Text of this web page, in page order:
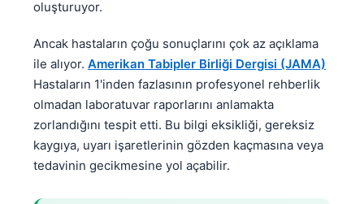
oluşturuyor.
Ancak hastaların çoğu sonuçlarını çok az açıklama
ile alıyor. Amerikan Tabipler Birliği Dergisi (JAMA)
Hastaların 1'inden fazlasının profesyonel rehberlik
olmadan laboratuvar raporlarını anlamakta
zorlandığını tespit etti. Bu bilgi eksikliği, gereksiz
kaygıya, uyarı işaretlerinin gözden kaçmasına veya
tedavinin gecikmesine yol açabilir.